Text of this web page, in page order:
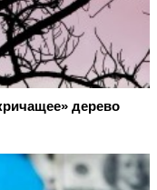
дерево